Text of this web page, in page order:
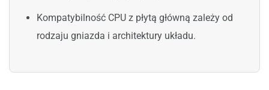
Kompatybilność CPU z płytą główną zależy od
rodzaju gniazda i architektury układu.